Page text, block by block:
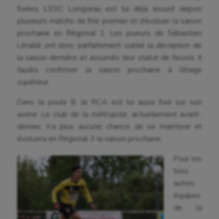
fixées. L’ESC Longueau est lui déjà assuré depuis
plusieurs matchs de finir premier et d’évoluer la saison
prochaine en Régional 1. Les joueurs de Sébastien
Léraillé ont donc parfaitement oublié la déception de
la saison dernière et assumés leur statut de favoris. Il
faudra confirmer la saison prochaine à l’étage
supérieur..
Dans la poule B, le RCA est lui aussi fixé sur son
avenir. Le club de la métropole, actuellement avant-
dernier, n’a plus aucune chance de se maintenir et
évoluera en Régional 3 la saison prochaine.
Pour les
trois
autres
équipes
de la